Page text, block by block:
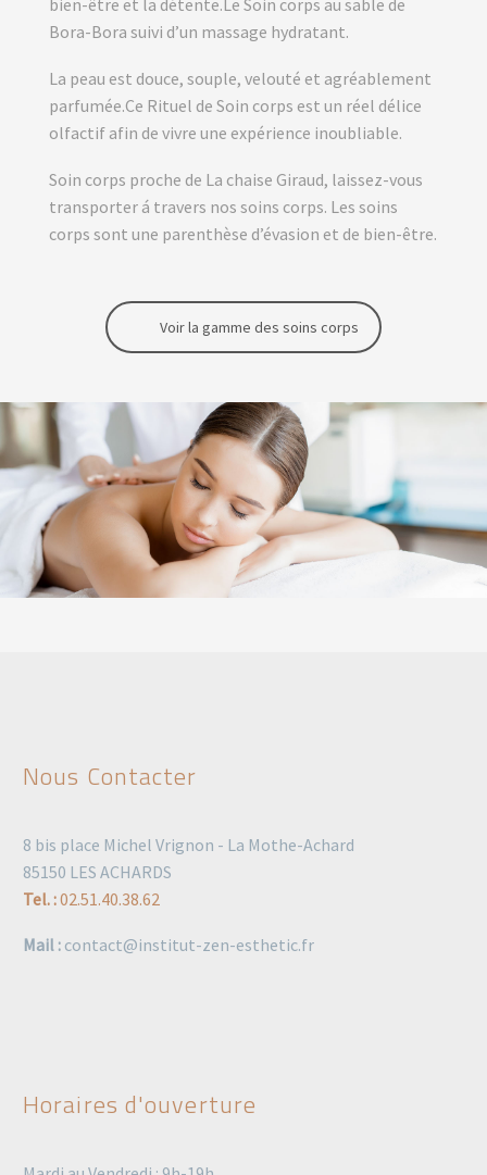
bien-être et la détente.Le Soin corps au sable de
Bora-Bora suivi d’un massage hydratant.
La peau est douce, souple, velouté et agréablement
parfumée.Ce Rituel de Soin corps est un réel délice
olfactif afin de vivre une expérience inoubliable.
Soin corps proche de La chaise Giraud, laissez-vous
transporter á travers nos soins corps. Les soins
corps sont une parenthèse d’évasion et de bien-être.
Voir la gamme des soins corps
Nous Contacter
8 bis place Michel Vrignon - La Mothe-Achard
85150 LES ACHARDS
Tel. :02.51.40.38.62
Mail : contact@institut-zen-esthetic.fr
Horaires d'ouverture